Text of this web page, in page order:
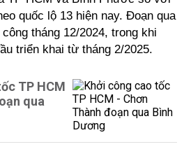
quốc lộ 13 hiện nay. Đoạn qua
tháng 12/2024, trong khi
triển khai từ tháng 2/2025.
TP HCM
qua